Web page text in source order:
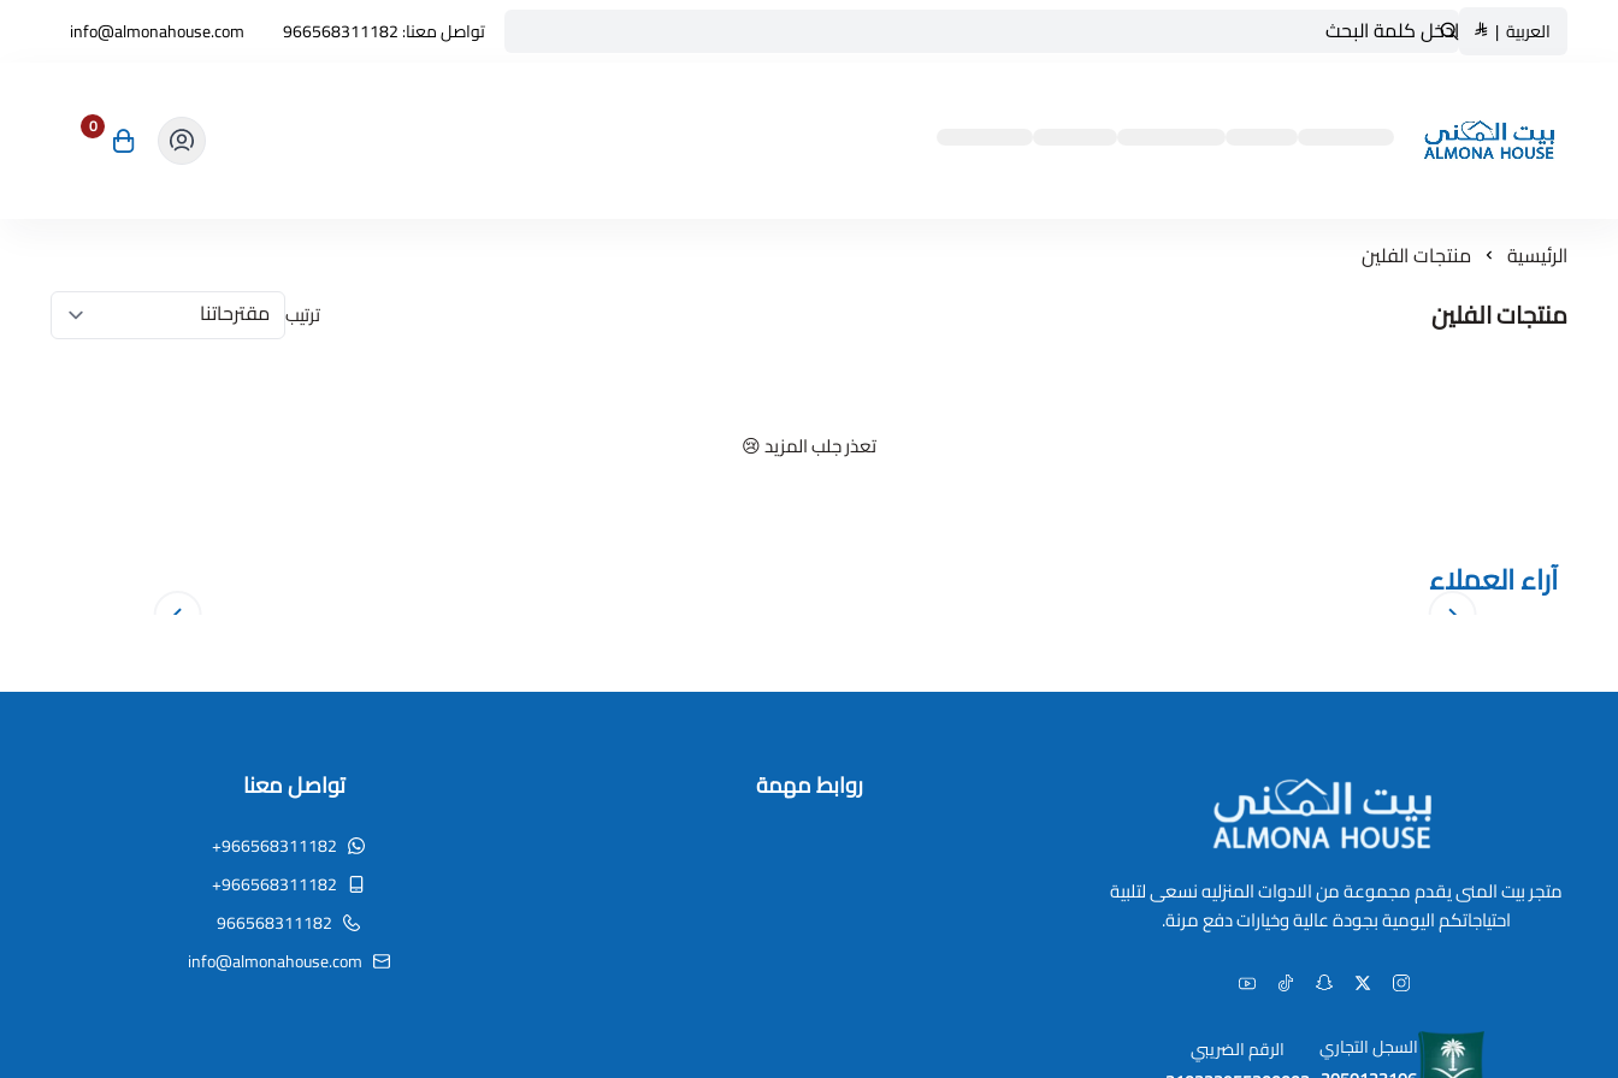
العربية | تواصل معنا:966568311182
info@almonahouse.com
بيت المنى ALMONA HOUSE
0
الرئيسية منتجات الفلين
منتجات الفلين ترتيب
تعذر جلب المزيد 😢
آراء العملاء
متجر بيت المنى يقدم مجموعة من الادوات المنزليه نسعى لتلبية
احتياجاتكم اليومية بجودة عالية وخيارات دفع مرنة.
السجل التجاري
الرقم الضريبي
روابط مهمة تواصل معنا
+966568311182
+966568311182
966568311182
info@almonahouse.com